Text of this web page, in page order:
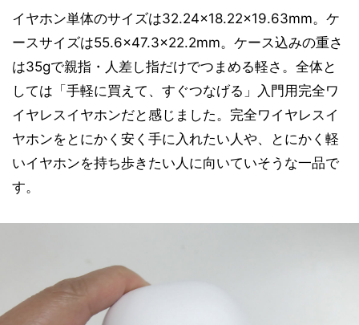
イヤホン単体のサイズは32.24×18.22×19.63mm。ケ
ースサイズは55.6×47.3×22.2mm。ケース込みの重さ
は35gで親指・人差し指だけでつまめる軽さ。全体と
しては「手軽に買えて、すぐつなげる」入門用完全ワ
イヤレスイヤホンだと感じました。完全ワイヤレスイ
ヤホンをとにかく安く手に入れたい人や、とにかく軽
いイヤホンを持ち歩きたい人に向いていそうな一品で
す。